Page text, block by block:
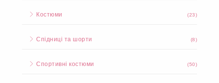
Костюми (23)
Спідниці та шорти (8)
Спортивні костюми (50)